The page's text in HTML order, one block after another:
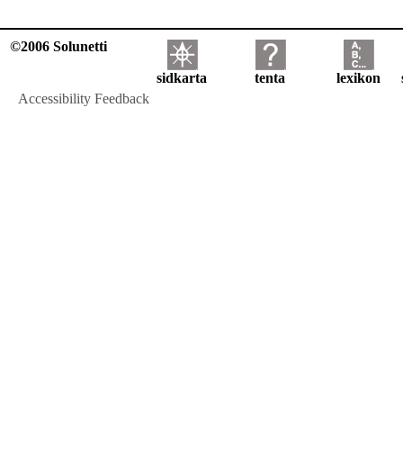
©2006 Solunetti
sidkarta tenta lexikon
Accessibility Feedback